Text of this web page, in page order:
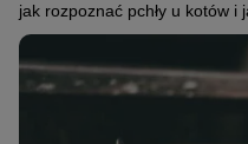
jak rozpoznać pchły u kotów i